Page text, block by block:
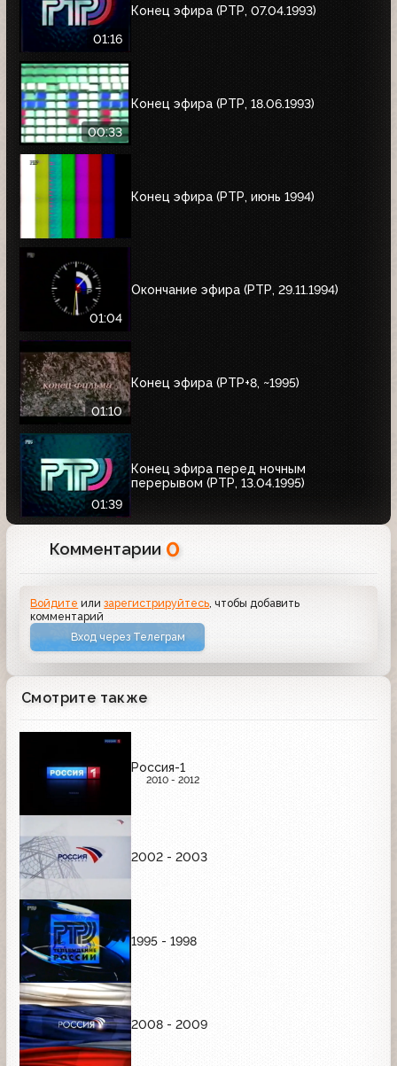
01:16
Конец эфира (РТР, 07.04.1993)
00:33
Конец эфира (РТР, 18.06.1993)
Конец эфира (РТР, июнь 1994)
01:04
Окончание эфира (РТР, 29.11.1994)
01:10
Конец эфира (РТР+8, ~1995)
01:39
Конец эфира перед ночным
перерывом (РТР, 13.04.1995)
Комментарии 0
Войдите илизарегистрируйтесь, чтобы добавить
комментарий
Вход через Телеграм
Смотрите также
Россия-1
2010 - 2012
2002 - 2003
1995 - 1998
2008 - 2009